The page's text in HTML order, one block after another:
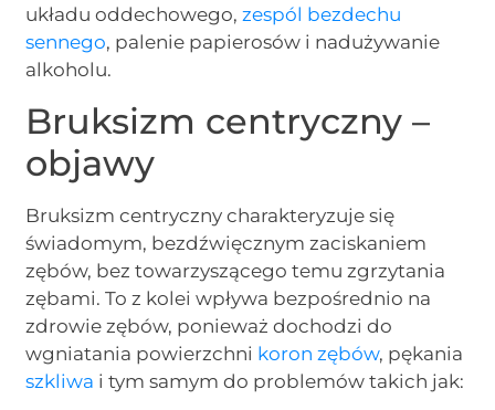
układu oddechowego,zespól bezdechu
sennego, palenie papierosów i nadużywanie
alkoholu.
Bruksizm centryczny –
objawy
Bruksizm centryczny charakteryzuje się
świadomym, bezdźwięcznym zaciskaniem
zębów, bez towarzyszącego temu zgrzytania
zębami. To z kolei wpływa bezpośrednio na
zdrowie zębów, ponieważ dochodzi do
wgniatania powierzchni koron zębów, pękania
szkliwa i tym samym do problemów takich jak: